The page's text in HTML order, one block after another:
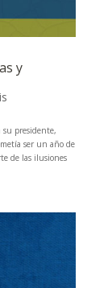
y
su presidente,
ser un año de
de las ilusiones